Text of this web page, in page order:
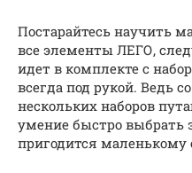
Постарайтесь научить
все элементы ЛЕГО,
идет в комплекте с
всегда под рукой. Ведь
нескольких наборов
умение быстро выбрать
пригодится маленькому